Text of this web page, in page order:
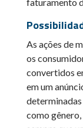
As ações de
os
convertidos
em um
como